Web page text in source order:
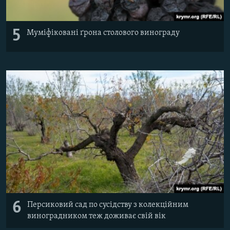
5 Муміфіковані ґрона столового винограду
6
Персиковий сад по сусідству з колекційним
виноградником теж доживає свій вік